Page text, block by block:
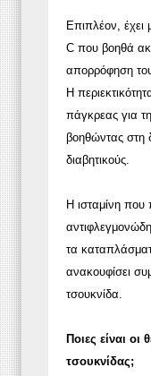
Επιπλέον, έχει
C που βοηθά
απορρόφηση
Η
πάγκρεας για
βοηθώντας στη
διαβητικούς.
Η ισταμίνη που
τα
ανακουφίσει
τσουκνίδα.
Ποιες είναι οι
τσουκνίδας;